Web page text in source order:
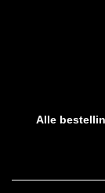
Alle